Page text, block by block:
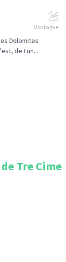
Montagne
Dolomites
de Fun...
Tre Cime